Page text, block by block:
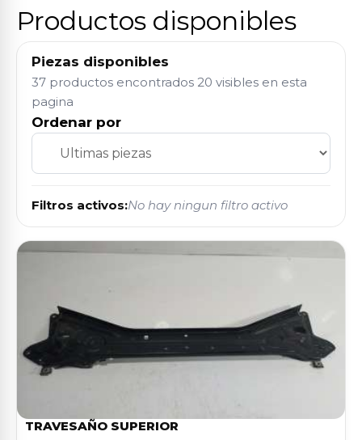
Productos disponibles
Piezas disponibles
37 productos encontrados 20 visibles en esta
pagina
Ordenar por
Filtros activos:No hay ningun filtro activo
TRAVESAÑO SUPERIOR